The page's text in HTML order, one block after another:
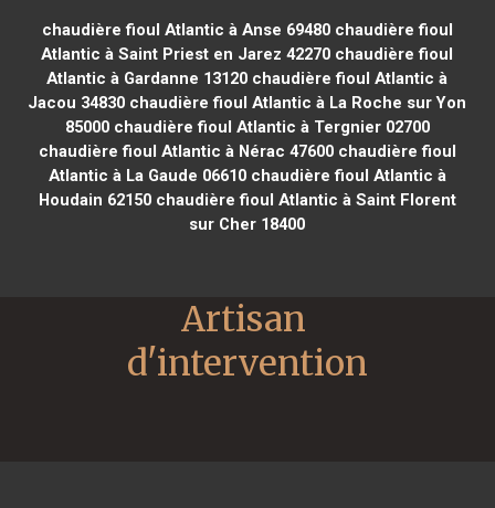
chaudière fioul Atlantic à Anse 69480chaudière fioul
Atlantic à Saint Priest en Jarez 42270 chaudière fioul
Atlantic à Gardanne 13120 chaudière fioul Atlantic à
Jacou 34830 chaudière fioul Atlantic à La Roche sur Yon
85000chaudière fioul Atlantic à Tergnier 02700
chaudière fioul Atlantic à Nérac 47600chaudière fioul
Atlantic à La Gaude 06610chaudière fioul Atlantic à
Houdain 62150chaudière fioul Atlantic à Saint Florent
sur Cher 18400
Artisan
d'intervention